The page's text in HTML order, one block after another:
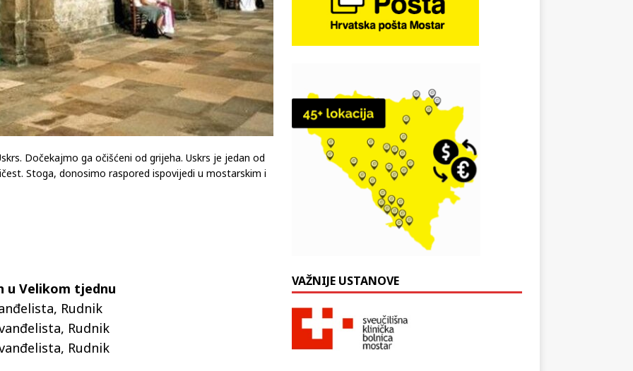
Dočekajmo ga očišćeni od grijeha. Uskrs je jedan od
Stoga, donosimo raspored ispovijedi u mostarskim i
u Velikom tjednu
Rudnik
Rudnik
Rudnik
VAŽNIJE USTANOVE